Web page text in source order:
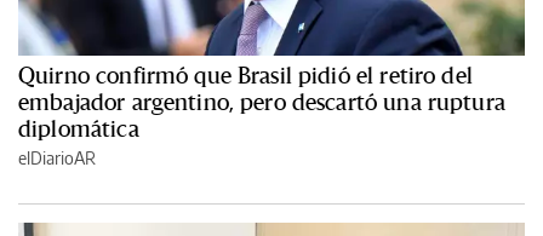
Quirno confirmó que Brasil pidió el retiro del
embajador argentino, pero descartó una ruptura
diplomática
elDiarioAR